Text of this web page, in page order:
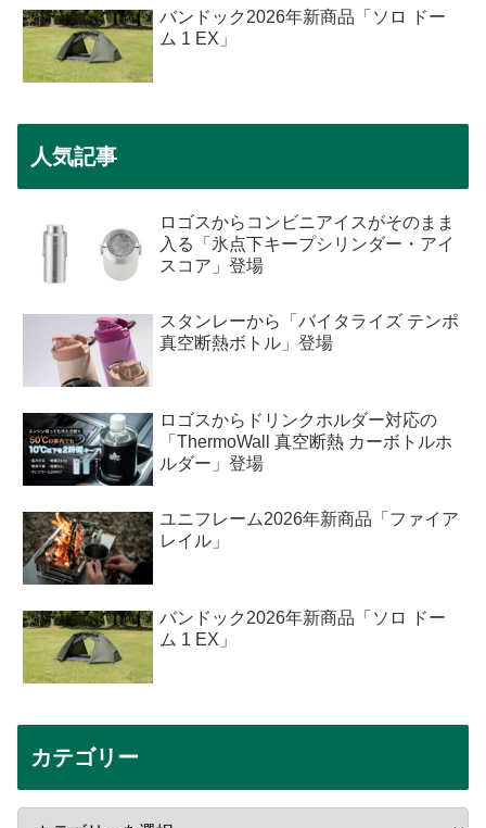
バンドック2026年新商品「ソロ ドー
ム 1 EX」
人気記事
ロゴスからコンビニアイスがそのまま
入る「氷点下キープシリンダー・アイ
スコア」登場
スタンレーから「バイタライズ テンポ
真空断熱ボトル」登場
ロゴスからドリンクホルダー対応の
「ThermoWall 真空断熱 カーボトルホ
ルダー」登場
ユニフレーム2026年新商品「ファイア
レイル」
バンドック2026年新商品「ソロ ドー
ム 1 EX」
カテゴリー